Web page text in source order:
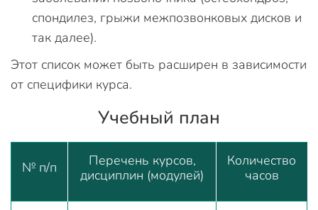
спондилез, грыжи межпозвонковых дисков и
так далее).
Этот список может быть расширен в зависимости
от специфики курса.
Учебный план
№ п/п
Перечень курсов,
дисциплин (модулей)
Количество
часов